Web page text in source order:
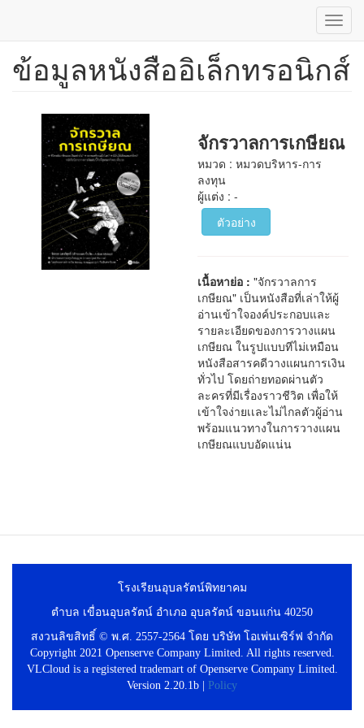
ข้าม
ข้อมูลหนังสืออิเล็กทรอนิกส์
จักรวาลการเกษียณ
หมวด : หมวดบริหาร-การ
ลงทุน
ผู้แต่ง : -
ตัวอย่าง
เนื้อหาย่อ :"จักรวาลการ
เกษียณ" เป็นหนังสือที่เล่าให้ผู้
อ่านเข้าใจองค์ประกอบและ
รายละเอียดของการวางแผน
เกษียณ ในรูปแบบทีไม่เหมือน
หนังสือสารคดีวางแผนการเงิน
ทั่วไป โดยถ่ายทอดผ่านตัว
ละครที่มีเรื่องราวชีวิต เพื่อให้
เข้าใจง่ายเเละไม่ไกลตัวผู้อ่าน
พร้อมแนวทางในการวางแผน
เกษียณแบบอัดแน่น
โรงเรียนอุบลรัตน์พิทยาคม
ตำบล เขื่อนอุบลรัตน์ อำเภอ อุบลรัตน์ ขอนแก่น 40250
สงวนลิขสิทธิ์ © พ.ศ. 2557-2564 โดย บริษัท โอเพ่นเซิร์ฟ จำกัด
Copyright 2021 Openserve Company Limited. All rights reserved.
VLCloud is a registered trademart of Openserve Company Limited.
Version 2.20.1b |
Policy